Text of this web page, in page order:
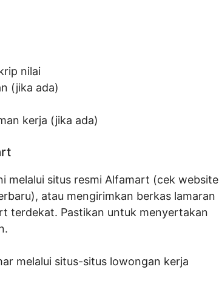
nilai
(jika ada)
kerja (jika ada)
melalui situs resmi Alfamart (cek website
atau mengirimkan berkas lamaran
terdekat. Pastikan untuk menyertakan
melalui situs-situs lowongan kerja